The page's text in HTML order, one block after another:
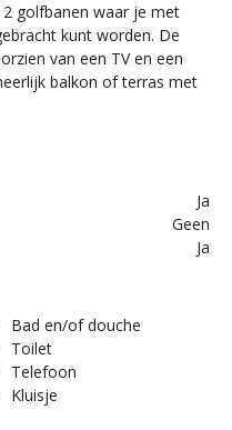
golfbanen waar je met
kunt worden. De
van een TV en een
balkon of terras met
Ja
Geen
Ja
Bad en/of douche
Toilet
Telefoon
Kluisje